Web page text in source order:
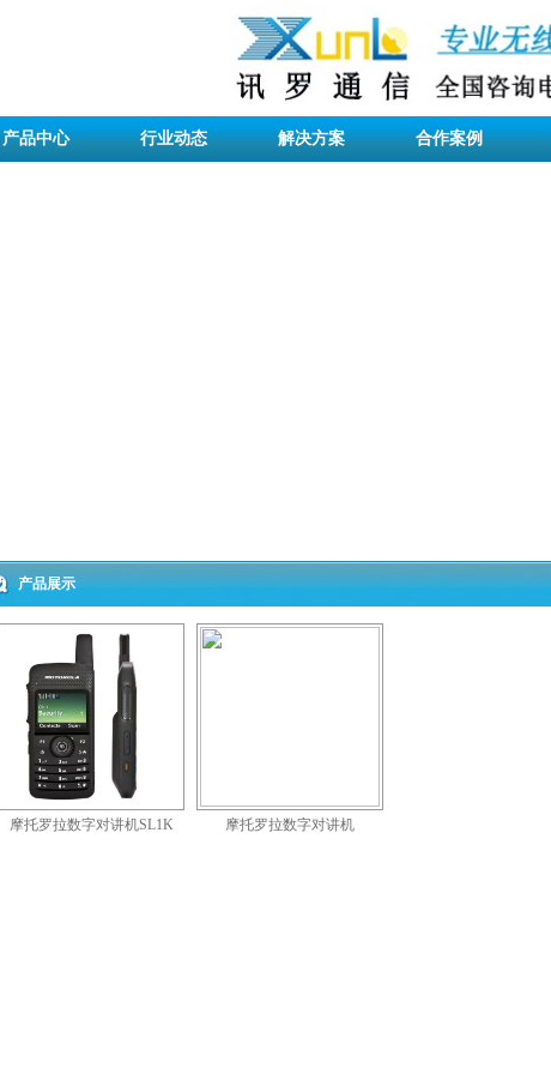
产品中心 行业动态 解决方案 合作案例
产品展示
摩托罗拉数字对讲机SL1K 摩托罗拉数字对讲机